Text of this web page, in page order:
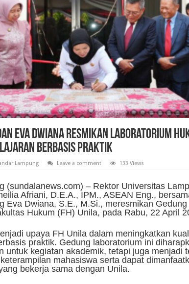
Eva Dwiana Resmikan Laboratorium
Berbasis Praktik
Lampung Leave a comment 133 Views
(sundalanews.com) – Rektor Universitas
Afriani, D.E.A., IPM., ASEAN Eng.,
Eva Dwiana, S.E., M.Si., meresmikan Gedung
Hukum (FH) Unila, pada Rabu, 22 April
upaya FH Unila dalam meningkatkan
praktik. Gedung laboratorium ini
untuk kegiatan akademik, tetapi juga menjadi
mahasiswa serta dapat
bekerja sama dengan Unila.